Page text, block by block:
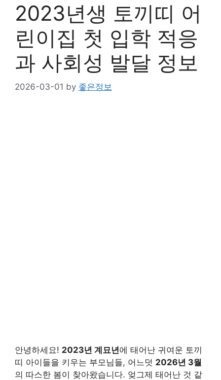
2023년생 토끼띠 어
린이집 첫 입학 적응
과 사회성 발달 정보
2026-03-01 by 좋은정보
안녕하세요! 2023년 계묘년에 태어난 귀여운 토끼
띠 아이들을 키우는 부모님들, 어느덧 2026년 3월
의 따스한 봄이 찾아왔습니다. 엊그제 태어난 것 같